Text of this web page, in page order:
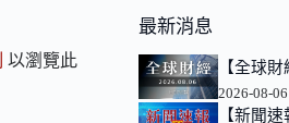
以瀏覽此
最新消息
【全球財
2026-08-06
【新聞